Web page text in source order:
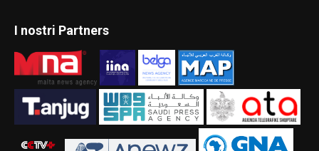
I nostri Partners